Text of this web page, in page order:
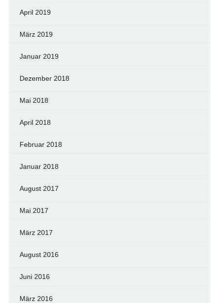
April 2019
März 2019
Januar 2019
Dezember 2018
Mai 2018
April 2018
Februar 2018
Januar 2018
August 2017
Mai 2017
März 2017
August 2016
Juni 2016
März 2016